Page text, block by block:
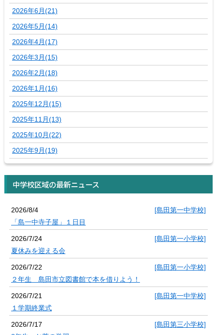
2026年6月(21)
2026年5月(14)
2026年4月(17)
2026年3月(15)
2026年2月(18)
2026年1月(16)
2025年12月(15)
2025年11月(13)
2025年10月(22)
2025年9月(19)
中学校区域の最新ニュース
2026/8/4
[島田第一中学校]
「島一中寺子屋」１日目
2026/7/24
[島田第一小学校]
夏休みを迎える会
2026/7/22
[島田第一小学校]
２年生 島田市立図書館で本を借りよう！
2026/7/21
[島田第一中学校]
１学期終業式
2026/7/17
[島田第三小学校]